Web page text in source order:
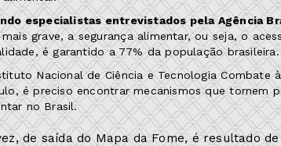
especialistas entrevistados pela Agência
grave, a segurança alimentar, ou seja, o
é garantido a 77% da população brasileira.
Nacional de Ciência e Tecnologia Combate
é preciso encontrar mecanismos que tornem
no Brasil.
de saída do Mapa da Fome, é resultado de